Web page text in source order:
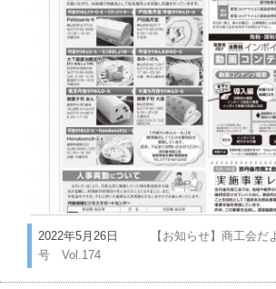
2022年5月26日
【お知らせ】商工会だ
号 Vol.174